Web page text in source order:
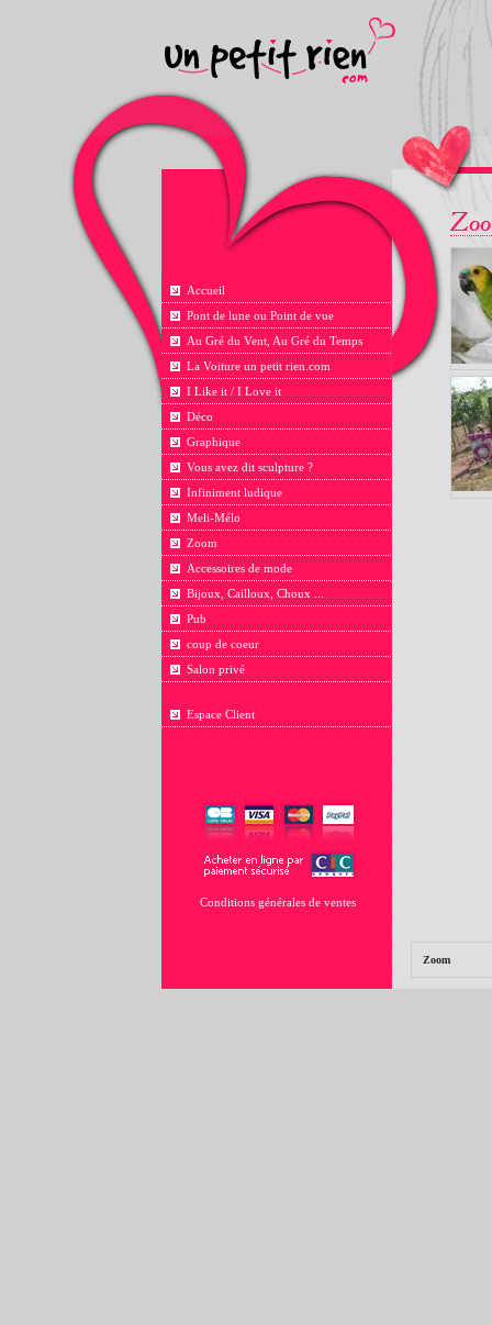
Accueil
Pont de lune ou Point de vue
Au Gré du Vent, Au Gré du Temps
La Voiture un petit rien.com
I Like it / I Love it
Déco
Graphique
Vous avez dit sculpture ?
Infiniment ludique
Meli-Mélo
Zoom
Accessoires de mode
Bijoux, Cailloux, Choux ...
Pub
coup de coeur
Salon privé
Espace Client
Conditions générales de ventes
Zoom